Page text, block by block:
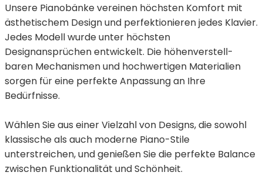
Unsere Pianobänke vereinen höchsten Komfort mit
ästhetischem Design und perfektionieren jedes Klavier.
Jedes Modell wurde unter höchsten
Designansprüchen entwickelt. Die höhenverstell-
baren Mechanismen und hochwertigen Materialien
sorgen für eine perfekte Anpassung an Ihre
Bedürfnisse.
Wählen Sie aus einer Vielzahl von Designs, die sowohl
klassische als auch moderne Piano-Stile
unterstreichen, und genießen Sie die perfekte Balance
zwischen Funktionalität und Schönheit.